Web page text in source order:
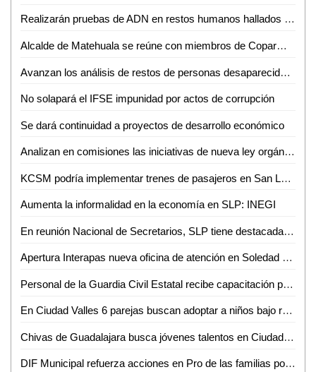
Realizarán pruebas de ADN en restos humanos hallados en Laguna del Mante
Alcalde de Matehuala se reúne con miembros de Coparmex
Avanzan los análisis de restos de personas desaparecidas en SLP: Ángel Santiago
No solapará el IFSE impunidad por actos de corrupción
Se dará continuidad a proyectos de desarrollo económico
Analizan en comisiones las iniciativas de nueva ley orgánica del poder legislativo y del reglamento para el gobierno interior del Congreso del Estado
KCSM podría implementar trenes de pasajeros en San Luis Potosí: SICT
Aumenta la informalidad en la economía en SLP: INEGI
En reunión Nacional de Secretarios, SLP tiene destacada participación
Apertura Interapas nueva oficina de atención en Soledad de Graciano Sánchez
Personal de la Guardia Civil Estatal recibe capacitación para mejoras en el servicio público
En Ciudad Valles 6 parejas buscan adoptar a niños bajo resguardo del SMDIF
Chivas de Guadalajara busca jóvenes talentos en Ciudad Valles
DIF Municipal refuerza acciones en Pro de las familias potosinas